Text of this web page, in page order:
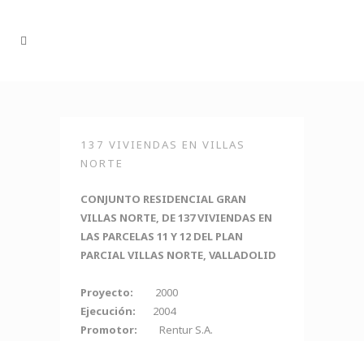
137 VIVIENDAS EN VILLAS
NORTE
CONJUNTO RESIDENCIAL GRAN
VILLAS NORTE, DE 137 VIVIENDAS EN
LAS PARCELAS 11 Y 12 DEL PLAN
PARCIAL VILLAS NORTE, VALLADOLID
Proyecto: 2000
Ejecución: 2004
Promotor: Rentur S.A.